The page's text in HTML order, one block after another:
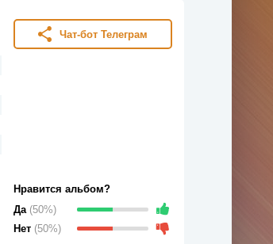
Чат-бот Телеграм
Нравится альбом?
Да (50%)
Нет (50%)